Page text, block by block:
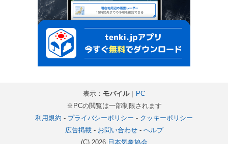
表示： モバイル｜ PC
※PCの閲覧は一部制限されます
利用規約 - プライバシーポリシー - クッキーポリシー
広告掲載- お問い合わせ- ヘルプ
(C) 2026 日本気象協会